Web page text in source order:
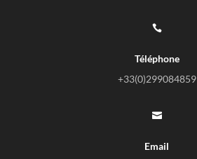

Téléphone
+33(0)299084859

Email